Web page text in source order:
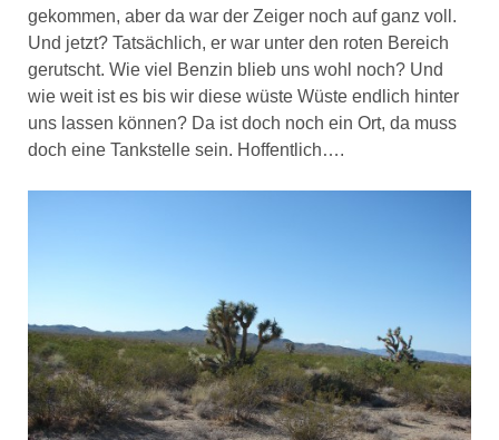
gekommen, aber da war der Zeiger noch auf ganz voll.
Und jetzt? Tatsächlich, er war unter den roten Bereich
gerutscht. Wie viel Benzin blieb uns wohl noch? Und
wie weit ist es bis wir diese wüste Wüste endlich hinter
uns lassen können? Da ist doch noch ein Ort, da muss
doch eine Tankstelle sein. Hoffentlich….